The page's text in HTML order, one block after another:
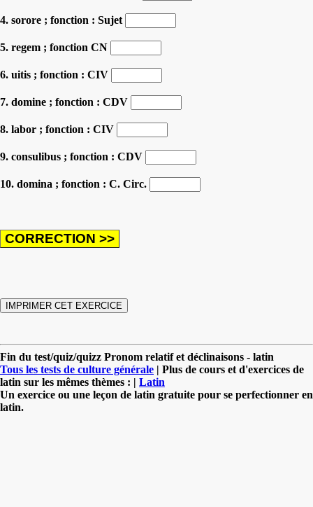
4. sorore ; fonction : Sujet
5. regem ; fonction CN
6. uitis ; fonction : CIV
7. domine ; fonction : CDV
8. labor ; fonction : CIV
9. consulibus ; fonction : CDV
10. domina ; fonction : C. Circ.
Fin du test/quiz/quizz Pronom relatif et déclinaisons - latin
Tous les tests de culture générale | Plus de cours et d'exercices de
latin sur les mêmes thèmes : | Latin
Un exercice ou une leçon de latin gratuite pour se perfectionner en
latin.